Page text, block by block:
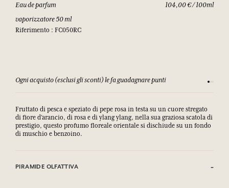
Eau de parfum
vaporizzatore 50 ml
Riferimento : FC050RC
104,00 € / 100ml
Ogni acquisto (esclusi gli sconti) le fa guadagnare punti
Fruttato di pesca e speziato di pepe rosa in testa su un cuore stregato
di fiore d’arancio, di rosa e di ylang ylang, nella sua graziosa scatola di
prestigio, questo profumo floreale orientale si dischiude su un fondo
di muschio e benzoino.
PIRAMIDE OLFATTIVA